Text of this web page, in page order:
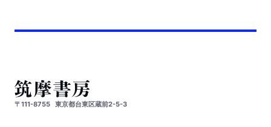
〒111-8755 東京都台東区蔵前2-5-3